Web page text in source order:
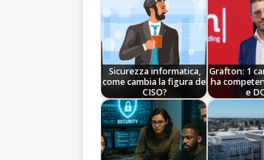
Sicurezza informatica,
come cambia la figura del
CISO?
Grafton: 1
ha
e